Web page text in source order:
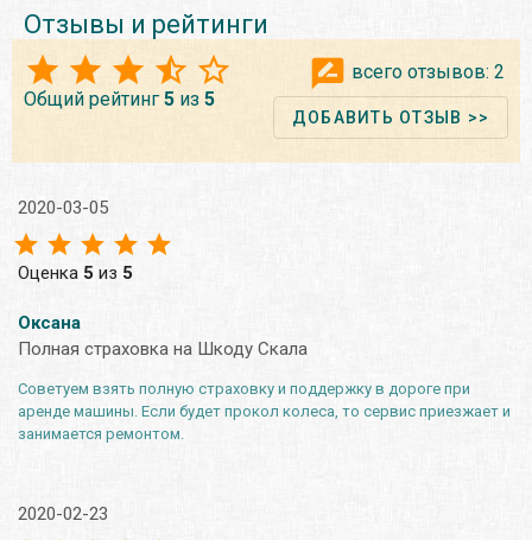
Отзывы и рейтинги
Общий рейтинг 5 из 5
всего отзывов: 2
ДОБАВИТЬ ОТЗЫВ >>
2020-03-05
Оценка 5 из 5
Оксана
Полная страховка на Шкоду Скала
Советуем взять полную страховку и поддержку в дороге при
аренде машины. Если будет прокол колеса, то сервис приезжает и
занимается ремонтом.
2020-02-23